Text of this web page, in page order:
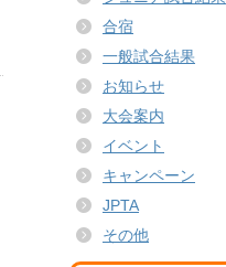
合宿
一般試合結果
お知らせ
大会案内
イベント
キャンペーン
JPTA
その他